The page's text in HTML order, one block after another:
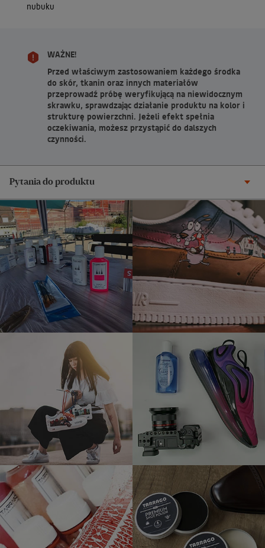
nubuku
WAŻNE!
Przed właściwym zastosowaniem każdego środka
do skór, tkanin oraz innych materiałów
przeprowadź próbę weryfikującą na niewidocznym
skrawku, sprawdzając działanie produktu na kolor i
strukturę powierzchni. Jeżeli efekt spełnia
oczekiwania, możesz przystąpić do dalszych
czynności.
Pytania do produktu